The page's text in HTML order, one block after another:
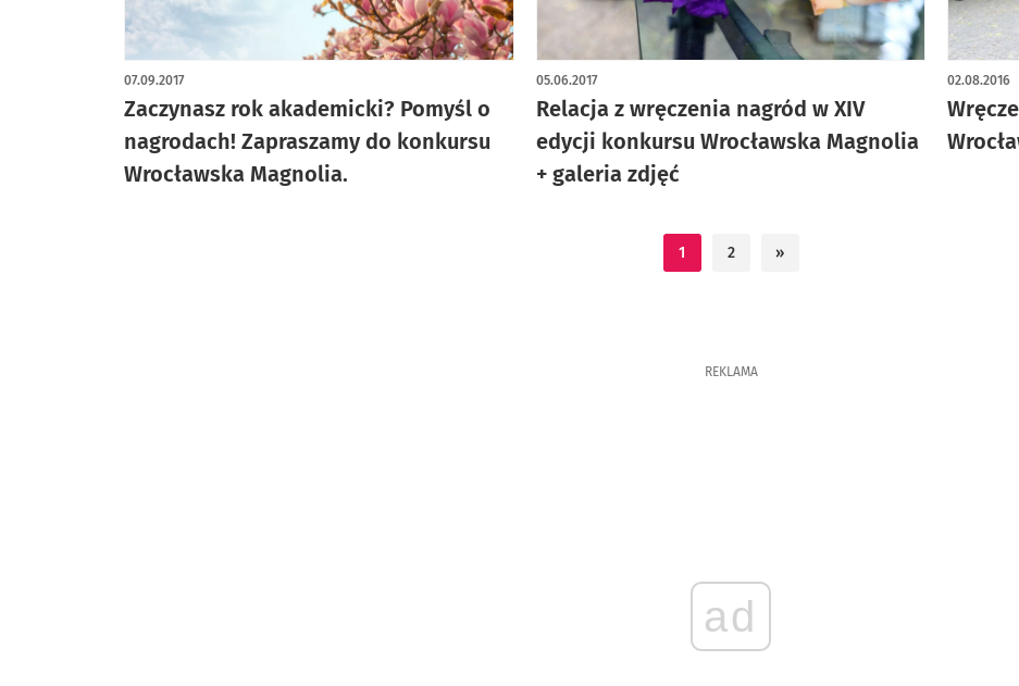
Zaczynasz rok akademicki? Pomyśl o
nagrodach! Zapraszamy do konkursu
Wrocławska Magnolia.
07.09.2017
Relacja z wręczenia nagród w XIV
edycji konkursu Wrocławska Magnolia
+ galeria zdjęć
05.06.2017 02.08.2016
1 2 »
REKLAMA
ad